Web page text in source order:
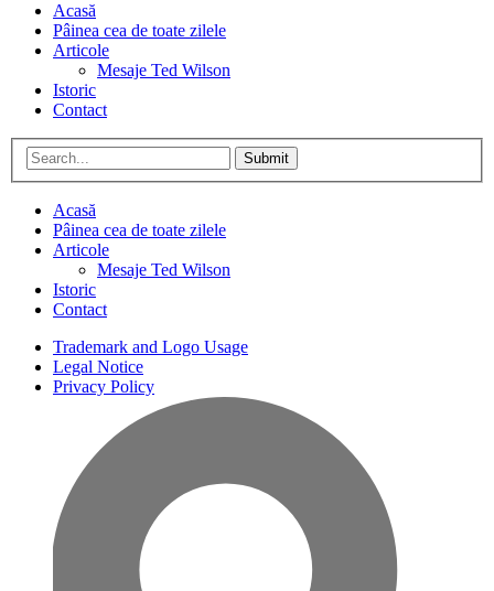
Acasă
Pâinea cea de toate zilele
Articole
Mesaje Ted Wilson
Istoric
Contact
Submit
Acasă
Pâinea cea de toate zilele
Articole
Mesaje Ted Wilson
Istoric
Contact
Trademark and Logo Usage
Legal Notice
Privacy Policy